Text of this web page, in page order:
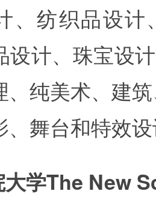
、纺织品设计
设计、珠宝设
、纯美术、建
舞台和特效设
大学The New